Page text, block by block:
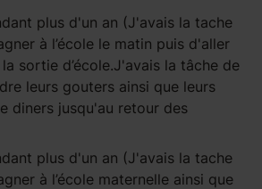
plus d'un an (J'avais la tache
à l’école le matin puis d'aller
sortie d’école.J'avais la tâche de
leurs gouters ainsi que leurs
diners jusqu'au retour des
plus d'un an (J'avais la tache
à l’école maternelle ainsi que